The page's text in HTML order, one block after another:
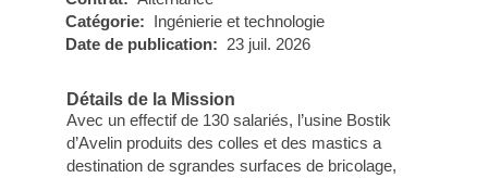
Catégorie: Ingénierie et technologie
Date de publication: 23 juil. 2026
Détails de la Mission
Avec un effectif de 130 salariés, l’usine Bostik
d’Avelin produits des colles et des mastics a
destination de sgrandes surfaces de bricolage,